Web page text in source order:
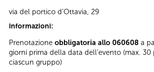
via del portico d’Ottavia, 29
Informazioni:
Prenotazione obbligatoria allo 060608 a
giorni prima della data dell’evento (max. 30
ciascun gruppo)